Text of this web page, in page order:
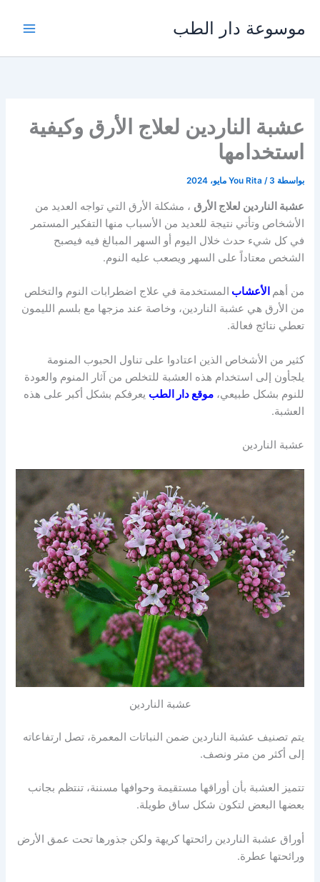
المحتوى
موسوعة دار الطب
عشبة الناردين لعلاج الأرق وكيفية
استخدامها
بواسطة You Rita /3 مايو، 2024
عشبة الناردين لعلاج الأرق ، مشكلة الأرق التي تواجه العديد من
الأشخاص وتأتي نتيجة للعديد من الأسباب منها التفكير المستمر
في كل شيء حدث خلال اليوم أو السهر المبالغ فيه فيصبح
الشخص معتاداً على السهر ويصعب عليه النوم.
من أهم الأعشاب المستخدمة في علاج اضطرابات النوم والتخلص
من الأرق هي عشبة الناردين، وخاصة عند مزجها مع بلسم الليمون
تعطي نتائج فعالة.
كثير من الأشخاص الذين اعتادوا على تناول الحبوب المنومة
يلجأون إلى استخدام هذه العشبة للتخلص من آثار المنوم والعودة
للنوم بشكل طبيعي،موقع دار الطب يعرفكم بشكل أكبر على هذه
العشبة.
عشبة الناردين
عشبة الناردين
يتم تصنيف عشبة الناردين ضمن النباتات المعمرة، تصل ارتفاعاته
إلى أكثر من متر ونصف.
تتميز العشبة بأن أوراقها مستقيمة وحوافها مسننة، تنتظم بجانب
بعضها البعض لتكون شكل ساق طويلة.
أوراق عشبة الناردين رائحتها كريهة ولكن جذورها تحت عمق الأرض
ورائحتها عطرة.